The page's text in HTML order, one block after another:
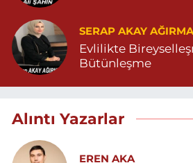
SERAP AKAY
Evlilikte
Bütünleşme
Alıntı Yazarlar
EREN AKA